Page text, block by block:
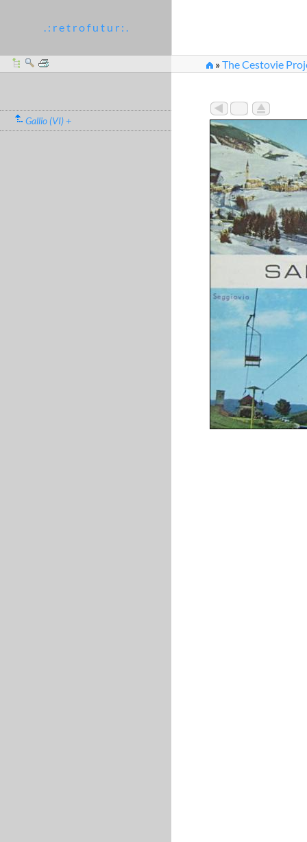
. : r e t r o f u t u r : .
»The Cestovie
Gallio (VI) +